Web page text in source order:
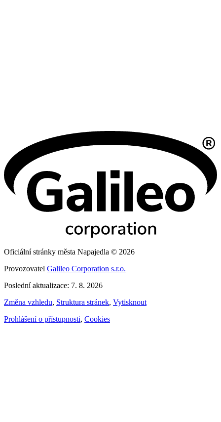
Oficiální stránky města Napajedla © 2026
Provozovatel Galileo Corporation s.r.o.
Poslední aktualizace: 7. 8. 2026
Změna vzhledu, Struktura stránek, Vytisknout
Prohlášení o přístupnosti, Cookies